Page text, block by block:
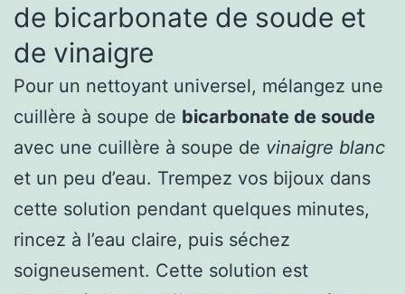
de bicarbonate de soude et
de vinaigre
Pour un nettoyant universel, mélangez une
cuillère à soupe de bicarbonate de soude
avec une cuillère à soupe de vinaigre blanc
et un peu d’eau. Trempez vos bijoux dans
cette solution pendant quelques minutes,
rincez à l’eau claire, puis séchez
soigneusement. Cette solution est